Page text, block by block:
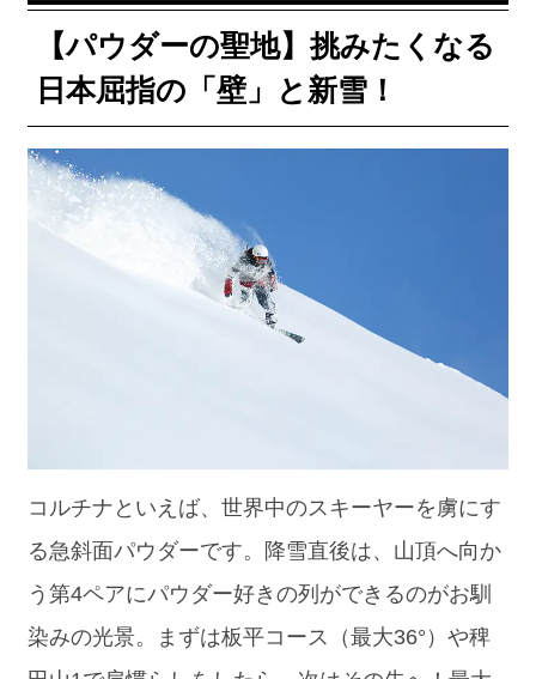
【パウダーの聖地】挑みたくなる
日本屈指の「壁」と新雪！
コルチナといえば、世界中のスキーヤーを虜にす
る急斜面パウダーです。降雪直後は、山頂へ向か
う第4ペアにパウダー好きの列ができるのがお馴
染みの光景。まずは板平コース（最大36°）や稗